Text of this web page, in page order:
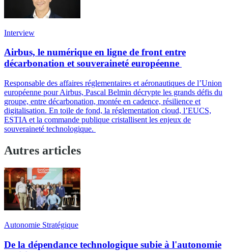
Interview
Airbus, le numérique en ligne de front entre
décarbonation et souveraineté européenne
Responsable des affaires réglementaires et aéronautiques de l’Union
européenne pour Airbus, Pascal Belmin décrypte les grands défis du
groupe, entre décarbonation, montée en cadence, résilience et
digitalisation. En toile de fond, la réglementation cloud, l’EUCS,
ESTIA et la commande publique cristallisent les enjeux de
souveraineté technologique.
Autres articles
Autonomie Stratégique
De la dépendance technologique subie à l'autonomie